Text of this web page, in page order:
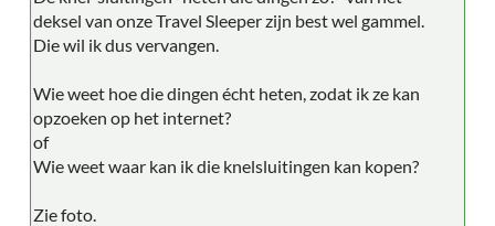
deksel van onze Travel Sleeper zijn best wel gammel.
Die wil ik dus vervangen.
Wie weet hoe die dingen écht heten, zodat ik ze kan
opzoeken op het internet?
of
Wie weet waar kan ik die knelsluitingen kan kopen?
Zie foto.